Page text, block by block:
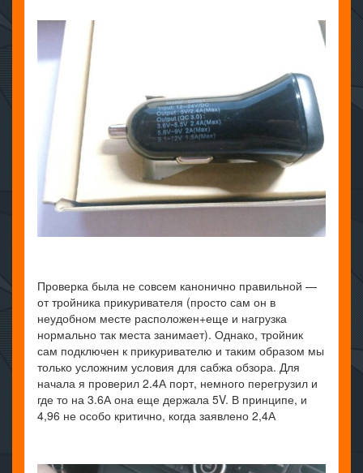
Проверка была не совсем канонично правильной —
от тройника прикуривателя (просто сам он в
неудобном месте расположен+еще и нагрузка
нормально так места занимает). Однако, тройник
сам подключен к прикуривателю и таким образом мы
только усложним условия для сабжа обзора. Для
начала я проверил 2.4А порт, немного перегрузил и
где то на 3.6А она еще держала 5V. В принципе, и
4,96 не особо критично, когда заявлено 2,4А